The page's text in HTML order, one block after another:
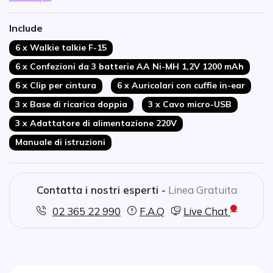
Torcia a LED
Portata fino a 7 km
Pulsante di chiamata di emergenza SOS
Include
6 x Walkie talkie F-15
6 x Confezioni da 3 batterie AA Ni-MH 1,2V 1200 mAh
6 x Clip per cintura
6 x Auricolari con cuffie in-ear
3 x Base di ricarica doppia
3 x Cavo micro-USB
3 x Adattatore di alimentazione 220V
Manuale di istruzioni
Contatta i nostri esperti - Linea Gratuita
02 365 22 990
F.A.Q Live Chat